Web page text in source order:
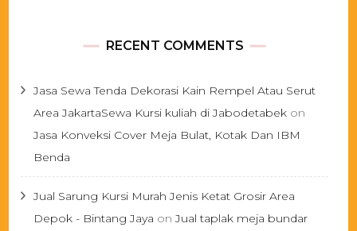
RECENT COMMENTS
Jasa Sewa Tenda Dekorasi Kain Rempel Atau Serut
Area JakartaSewa Kursi kuliah di Jabodetabek on
Jasa Konveksi Cover Meja Bulat, Kotak Dan IBM
Benda
Jual Sarung Kursi Murah Jenis Ketat Grosir Area
Depok - Bintang Jaya onJual taplak meja bundar